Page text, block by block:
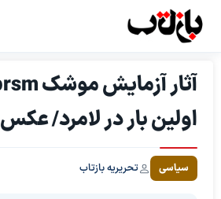
اولین بار در لامرد/ عکس
سیاسی تحریریه بازتاب